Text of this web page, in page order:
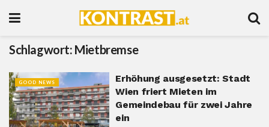
Schlagwort: Mietbremse
GOOD NEWS
Erhöhung ausgesetzt: Stadt
Wien friert Mieten im
Gemeindebau für zwei Jahre
ein